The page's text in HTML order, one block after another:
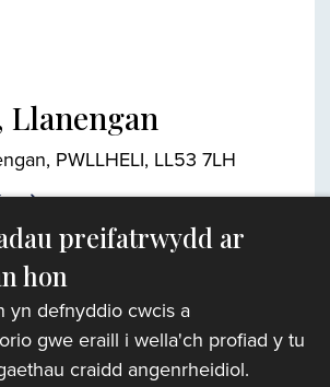
Llanengan
PWLLHELI, LL53 7LH
preifatrwydd ar
hon
yn defnyddio cwcis a
gwe eraill i wella'ch profiad y tu
craidd angenrheidiol.